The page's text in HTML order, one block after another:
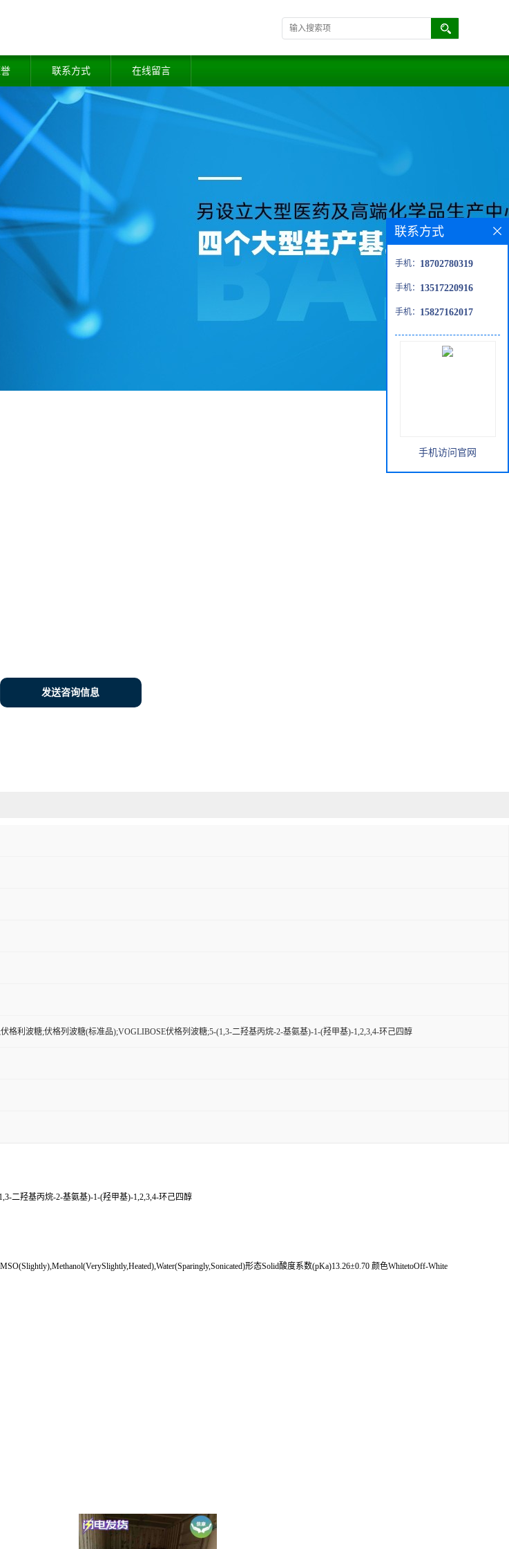
联系方式 在线留言
发送咨询信息
格利波糖;伏格列波糖(标准品);VOGLIBOSE伏格列波糖;5-(1,3-二羟基丙烷-2-基氨基)-1-(羟甲基)-1,2,3,4-环己四醇
二羟基丙烷-2-基氨基)-1-(羟甲基)-1,2,3,4-环己四醇
形态Solid酸度系数(pKa)13.26±0.70 颜色WhitetoOff-White
联系方式
手机： 18702780319
手机： 13517220916
手机： 15827162017
手机访问官网